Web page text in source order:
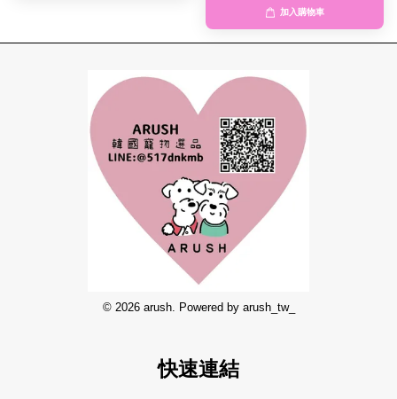
加入購物車
© 2026 arush. Powered by arush_tw_
快速連結